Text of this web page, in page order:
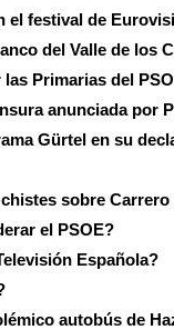
el festival de
del Valle de los
Primarias del
anunciada por
Gürtel en su
sobre
el PSOE?
Española?
autobús de